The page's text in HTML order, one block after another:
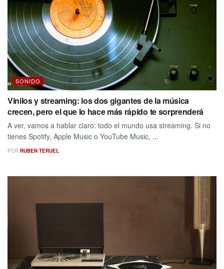
SONIDO
Vinilos y streaming: los dos gigantes de la música
crecen, pero el que lo hace más rápido te sorprenderá
A ver, vamos a hablar claro: todo el mundo usa streaming. Si no
tienes Spotify, Apple Music o YouTube Music, ...
POR RUBEN TERUEL